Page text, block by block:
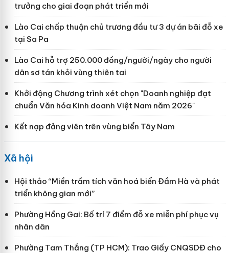
trưởng cho giai đoạn phát triển mới
Lào Cai chấp thuận chủ trương đầu tư 3 dự án bãi đỗ xe
tại Sa Pa
Lào Cai hỗ trợ 250.000 đồng/người/ngày cho người
dân sơ tán khỏi vùng thiên tai
Khởi động Chương trình xét chọn "Doanh nghiệp đạt
chuẩn Văn hóa Kinh doanh Việt Nam năm 2026"
Kết nạp đảng viên trên vùng biển Tây Nam
Xã hội
Hội thảo “Miền trầm tích văn hoá biển Đầm Hà và phát
triển không gian mới”
Phường Hồng Gai: Bố trí 7 điểm đỗ xe miễn phí phục vụ
nhân dân
Phường Tam Thắng (TP HCM): Trao Giấy CNQSDĐ cho